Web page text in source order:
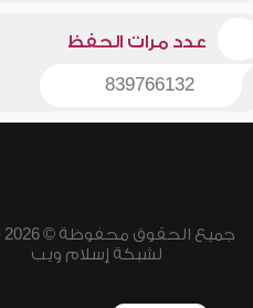
عدد مرات الحفظ
839766132
لشبكة إسلام ويب